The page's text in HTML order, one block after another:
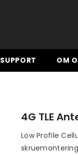
SUPPORT OM
4G TLE
Low Profile